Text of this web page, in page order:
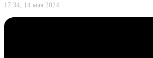
17:34, 14 мая 2024